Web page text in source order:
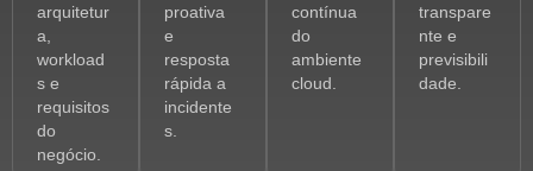
arquitetur
a,
workload
s e
requisitos
do
negócio.
proativa
e
resposta
rápida a
incidente
s.
contínua
do
ambiente
cloud.
transpare
nte e
previsibili
dade.